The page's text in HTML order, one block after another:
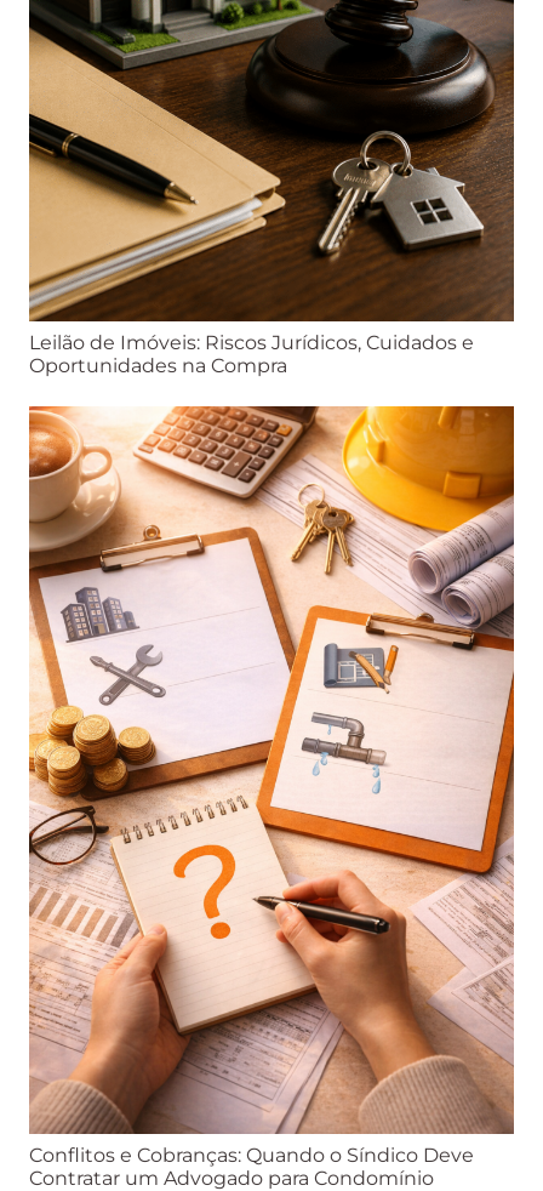
Leilão de Imóveis: Riscos Jurídicos, Cuidados e
Oportunidades na Compra
Conflitos e Cobranças: Quando o Síndico Deve
Contratar um Advogado para Condomínio